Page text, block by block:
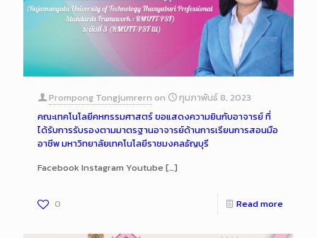
Prompong Tongjumrern on
กุมภาพันธ์ 8, 2023
คณะเทคโนโลยีคหกรรมศาสตร์ ขอแสดงความยินกับอาจารย์ ที่
ได้รับการรับรองตามมาตรฐานอาจารย์ด้านการเรียนการสอนมือ
อาชีพ มหาวิทยาลัยเทคโนโลยีราชมงคลธัญบุรี
Facebook Instagram Youtube […]
0 Read more